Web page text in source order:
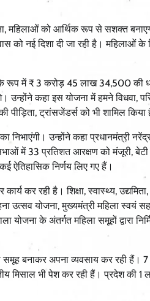
महिलाओं को आर्थिक रूप से सशक्त
नई दिशा दी जा रही है। महिलाओं के
रूप में ₹ 3 करोड़ 45 लाख 34,500 की
कहा इस योजना में हमने विधवा,
ट्रांसजेंडर्स को भी शामिल किया
उन्होंने कहा प्रधानमंत्री
में 33 प्रतिशत आरक्षण को मंजूरी,
निर्णय लिए गए हैं।
कर रही है। शिक्षा, स्वास्थ्य,
उत्सव योजना, मुख्यमंत्री महिला
के अंतर्गत महिला समूहों द्वारा
बनाकर अपना व्यवसाय कर रही
मिसाल भी पेश कर रही हैं। प्रदेश की